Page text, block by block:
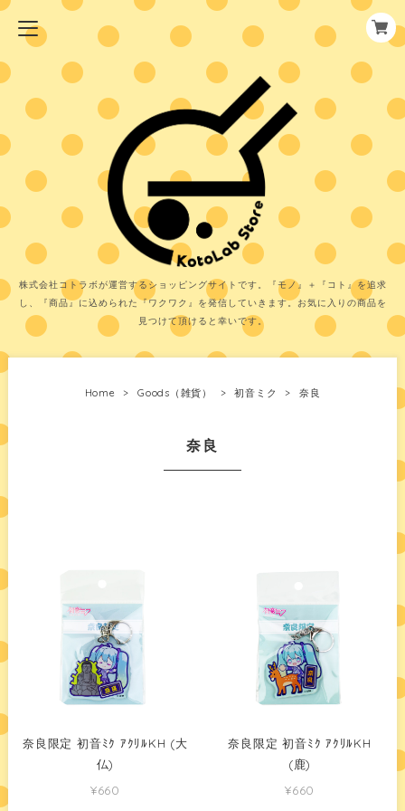
株式会社コトラボが運営するショッピングサイトです。『モノ』＋『コト』を追求
し、『商品』に込められた『ワクワク』を発信していきます。お気に入りの商品を
見つけて頂けると幸いです。
Home Goods（雑貨） 初音ミク 奈良
奈良
奈良限定 初音ﾐｸ ｱｸﾘﾙKH (大
仏)
¥660
奈良限定 初音ﾐｸ ｱｸﾘﾙKH
(鹿)
¥660